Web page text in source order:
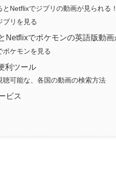
とNetflixでジブリの動画が見られる！
ブリを見る
Netflixでポケモンの英語版動画
ポケモンを見る
利ツール
聴可能な、各国の動画の検索方法
ビス